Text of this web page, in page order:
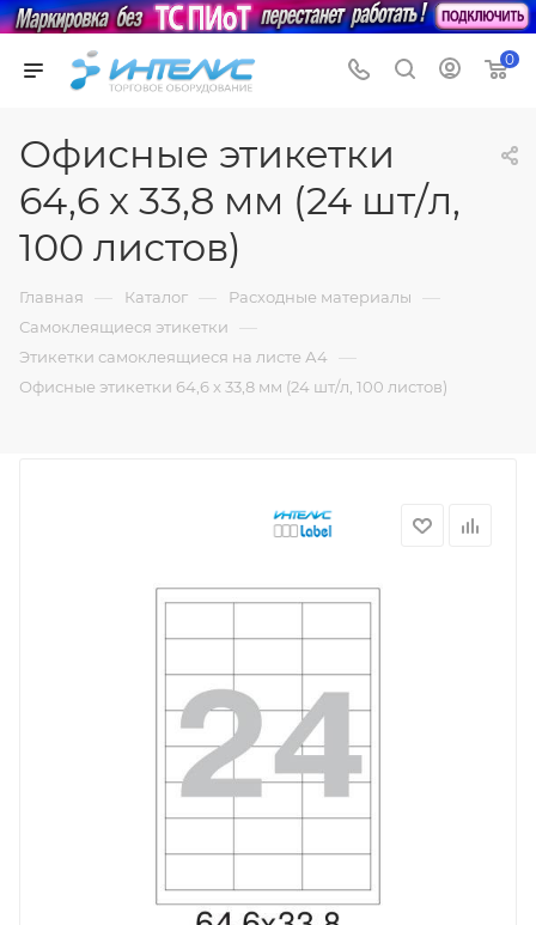
0
Офисные этикетки
64,6 x 33,8 мм (24 шт/л,
100 листов)
Главная — Каталог — Расходные материалы —
Самоклеящиеся этикетки —
Этикетки самоклеящиеся на листе А4 —
Офисные этикетки 64,6 x 33,8 мм (24 шт/л, 100 листов)